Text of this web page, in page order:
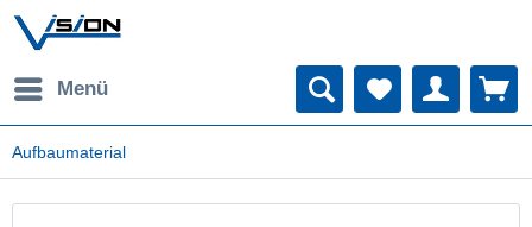
Menü
Aufbaumaterial